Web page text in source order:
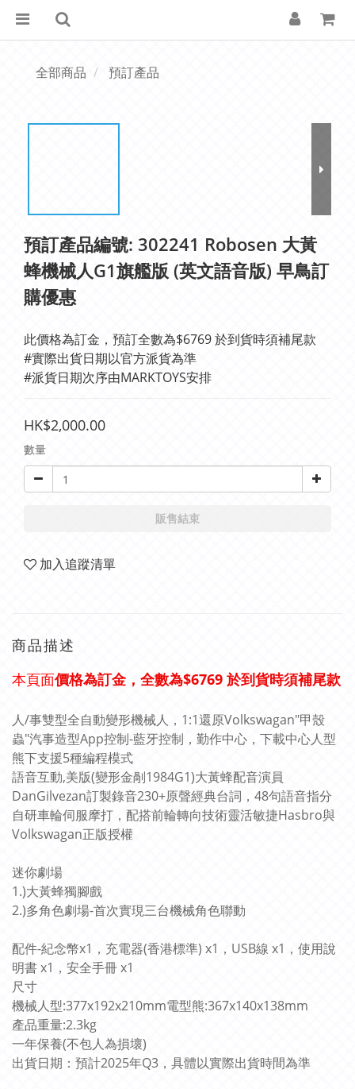
全部商品 預訂產品
預訂產品編號: 302241 Robosen 大黃
蜂機械人G1旗艦版 (英文語音版) 早鳥訂
購優惠
此價格為訂金，預訂全數為$6769 於到貨時須補尾款
#派貨日期次序由MARKTOYS安排
HK$2,000.00
數量
販售結束
加入追蹤清單
商品描述
本頁面價格為訂金，全數為$6769 於到貨時須補尾款
人/事雙型全自動變形機械人，1:1還原Volkswagan"甲殼
蟲"汽事造型App控制-藍牙控制，勤作中心，下載中心人型
熊下支援5種編程模式
語音互動,美版(變形金剮1984G1)大黃蜂配音演員
DanGilvezan訂製錄音230+原聲經典台詞，48句語音指分
自研車輪伺服摩打，配搭前輪轉向技術靈活敏捷Hasbro與
Volkswagan正版授權
迷你劇場
1.)大黃蜂獨腳戲
2.)多角色劇場-首次實現三台機械角色聯動
配件-紀念幣x1，充電器(香港標準) x1，USB線 x1，使用說
明書 x1，安全手冊 x1
尺寸
機械人型:377x192x210mm電型熊:367x140x138mm
產品重量:2.3kg
一年保養(不包人為損壞)
出貨日期：預計2025年Q3，具體以實際出貨時間為準